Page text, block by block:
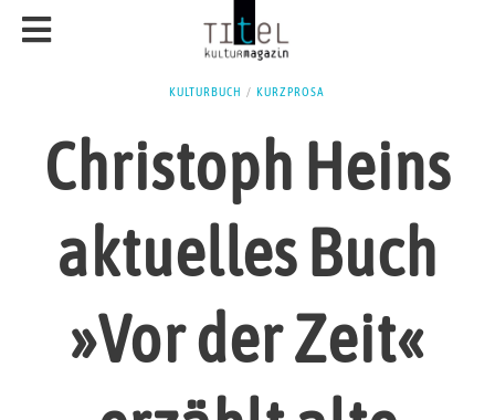
KULTURBUCH / KURZPROSA
Christoph Heins
aktuelles Buch
»Vor der Zeit«